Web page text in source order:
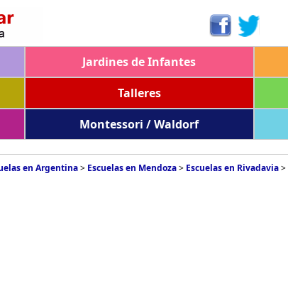
Jardines de Infantes
Talleres
Montessori / Waldorf
en Argentina> Escuelas en Mendoza> Escuelas en Rivadavia>